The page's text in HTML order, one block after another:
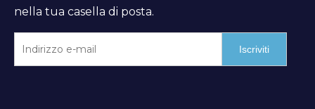
nella tua casella di posta.
Iscriviti